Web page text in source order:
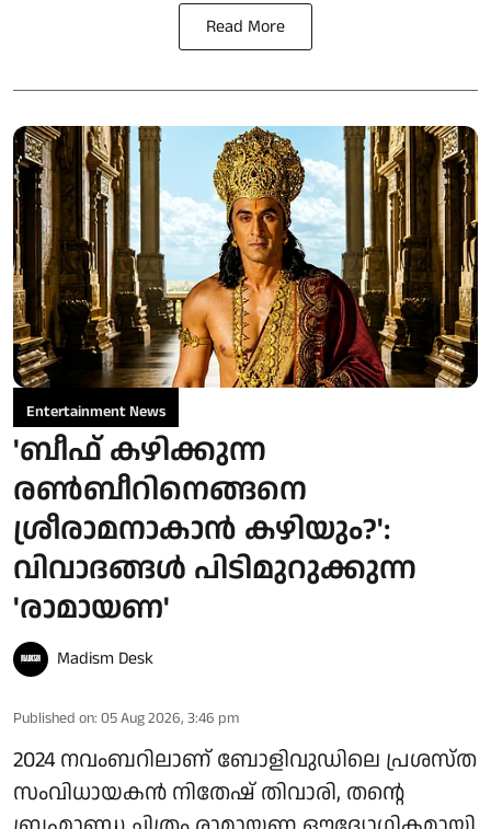
Read More
Entertainment News
'ബീഫ് കഴിക്കുന്ന
രൺബീറിനെങ്ങനെ
ശ്രീരാമനാകാൻ കഴിയും?':
വിവാദങ്ങൾ പിടിമുറുക്കുന്ന
'രാമായണ'
Madism Desk
Published on: 05 Aug 2026, 3:46 pm
2024 നവംബറിലാണ് ബോളിവുഡിലെ പ്രശസ്ത
സംവിധായകൻ നിതേഷ് തിവാരി, തന്റെ